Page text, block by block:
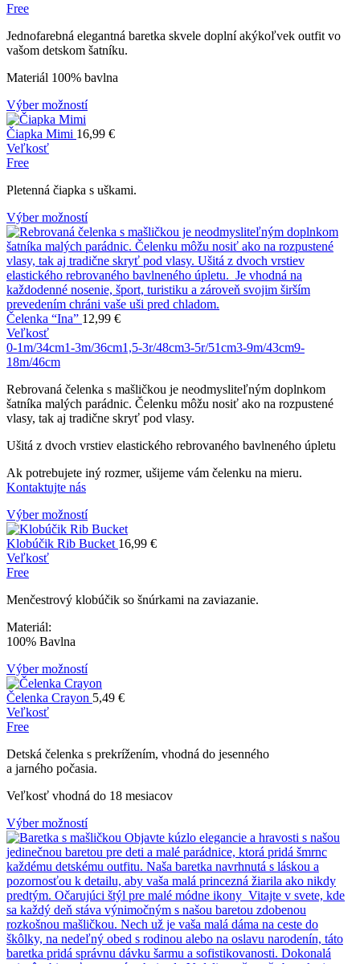
Free
Jednofarebná elegantná baretka skvele doplní akýkoľvek outfit vo
vašom detskom šatníku.
Materiál 100% bavlna
Výber možností
Čiapka Mimi 16,99 €
Veľkosť
Free
Pletenná čiapka s uškami.
Výber možností
Čelenka “Ina” 12,99 €
Veľkosť
0-1m/34cm1-3m/36cm1,5-3r/48cm3-5r/51cm3-9m/43cm9-
18m/46cm
Rebrovaná čelenka s mašličkou je neodmysliteľným doplnkom
šatníka malých parádnic. Čelenku môžu nosiť ako na rozpustené
vlasy, tak aj tradične skryť pod vlasy.
Ušitá z dvoch vrstiev elastického rebrovaného bavlneného úpletu
Ak potrebujete iný rozmer, ušijeme vám čelenku na mieru.
Kontaktujte nás
Výber možností
Klobúčik Rib Bucket 16,99 €
Veľkosť
Free
Menčestrový klobúčik so šnúrkami na zaviazanie.
Materiál:
100% Bavlna
Výber možností
Čelenka Crayon 5,49 €
Veľkosť
Free
Detská čelenka s prekrížením, vhodná do jesenného
a jarného počasia.
Veľkosť vhodná do 18 mesiacov
Výber možností